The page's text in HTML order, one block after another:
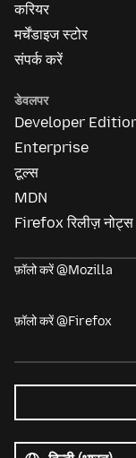
करियर
मर्चेंडाइज स्टोर
संपर्क करें
डेवलपर
Developer
Enterprise
टूल्स
MDN
Firefox रिलीज़ नोट्स
फ़ॉलो करें @Mozilla
फ़ॉलो करें @Firefox
भाषाएं
भाषा